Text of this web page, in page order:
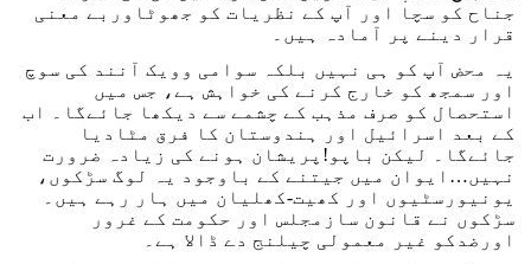
جناح کو سچا اور آپ کے نظریات کو جھوٹاوربے معنی
قرار دینے پر آمادہ ہیں۔
یہ محض آپ کو ہی نہیں بلکہ سوامی وویک آنند کی سوچ
اور سمجھ کو خارج کرنے کی خواہش ہے، جس میں
استحصال کو صرف مذہب کے چشمے سے دیکھا جائے‌گا۔ اب
کے بعد اسرائیل اور ہندوستان کا فرق مٹادیا
جائے‌گا۔ لیکن باپو!پریشان ہونے کی زیادہ ضرورت
نہیں…ایوان میں جیتنے کے باوجود یہ لوگ سڑکوں،
یونیورسٹیوں اور کھیت-کھلیان میں ہار رہے ہیں۔
سڑکوں نے قانون سازمجلس اور حکومت کے غرور
اورضدکو غیر معمولی چیلنج دے ڈالا ہے۔